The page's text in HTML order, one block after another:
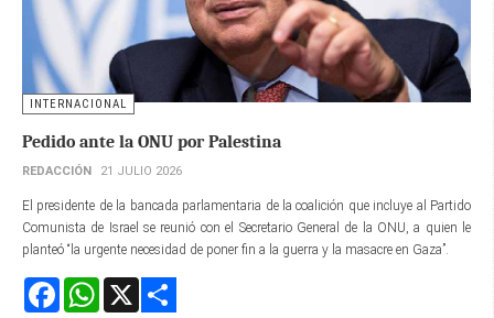
INTERNACIONAL
Pedido ante la ONU por Palestina
REDACCIÓN 21 JULIO 2026
El presidente de la bancada parlamentaria de la coalición que incluye al Partido
Comunista de Israel se reunió con el Secretario General de la ONU, a quien le
planteó “la urgente necesidad de poner fin a la guerra y la masacre en Gaza”.
FacebookWhatsApp